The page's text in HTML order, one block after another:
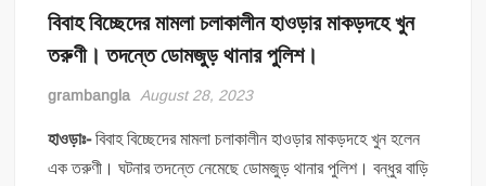
বিবাহ বিচ্ছেদের মামলা চলাকালীন হাওড়ার মাকড়দহে খুন
তরুণী। তদন্তে ডোমজুড় থানার পুলিশ।
grambangla August 28, 2023
হাওড়াঃ-বিবাহ বিচ্ছেদের মামলা চলাকালীন হাওড়ার মাকড়দহে খুন হলেন
এক তরুণী। ঘটনার তদন্তে নেমেছে ডোমজুড় থানার পুলিশ। বন্ধুর বাড়ি